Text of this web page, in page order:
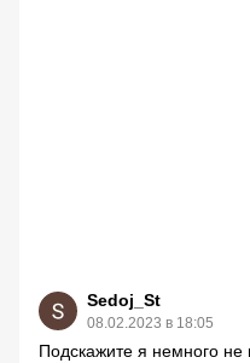
Sedoj_St
08.02.2023 в 18:05
Подскажите я немного не